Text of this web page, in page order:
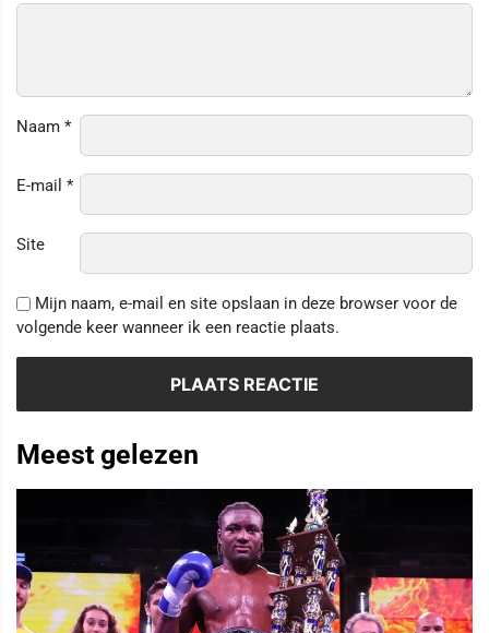
Naam *
E-mail *
Site
Mijn naam, e-mail en site opslaan in deze browser voor de
volgende keer wanneer ik een reactie plaats.
Meest gelezen